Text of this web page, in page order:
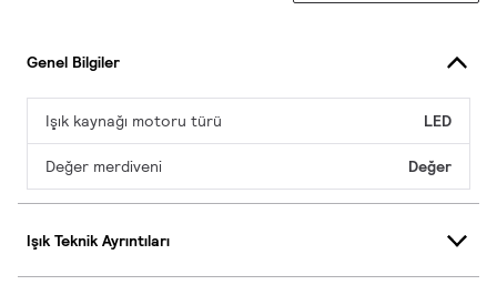
Genel Bilgiler
Işık kaynağı motoru türü LED
Değer merdiveni Değer
Işık Teknik Ayrıntıları